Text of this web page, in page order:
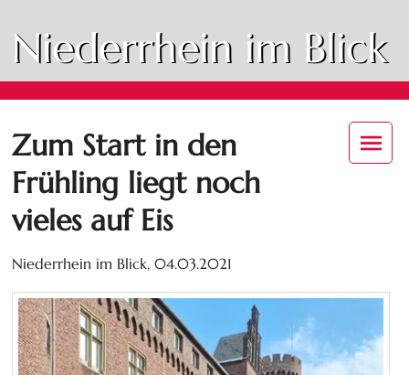
Niederrhein im Blick
Zum Start in den
Frühling liegt noch
vieles auf Eis
Niederrhein im Blick,04.03.2021